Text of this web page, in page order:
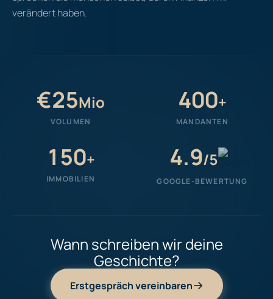
Über uns
verändert haben.
€25Mio
VOLUMEN
400+
MANDANTEN
150+
IMMOBILIEN
4.9/5
GOOGLE-BEWERTUNG
Wann schreiben wir deine
Geschichte?
Erstgespräch vereinbaren